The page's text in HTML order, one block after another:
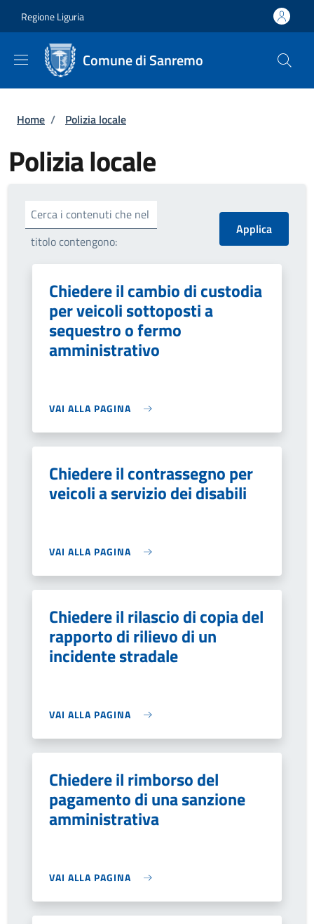
Regione Liguria
Comune di Sanremo
Briciole di pane
Home / Polizia locale
Polizia locale
Cerca i contenuti che nel
titolo contengono:
Chiedere il cambio di custodia
per veicoli sottoposti a
sequestro o fermo
amministrativo
VAI ALLA PAGINA
Chiedere il contrassegno per
veicoli a servizio dei disabili
VAI ALLA PAGINA
Chiedere il rilascio di copia del
rapporto di rilievo di un
incidente stradale
VAI ALLA PAGINA
Chiedere il rimborso del
pagamento di una sanzione
amministrativa
VAI ALLA PAGINA